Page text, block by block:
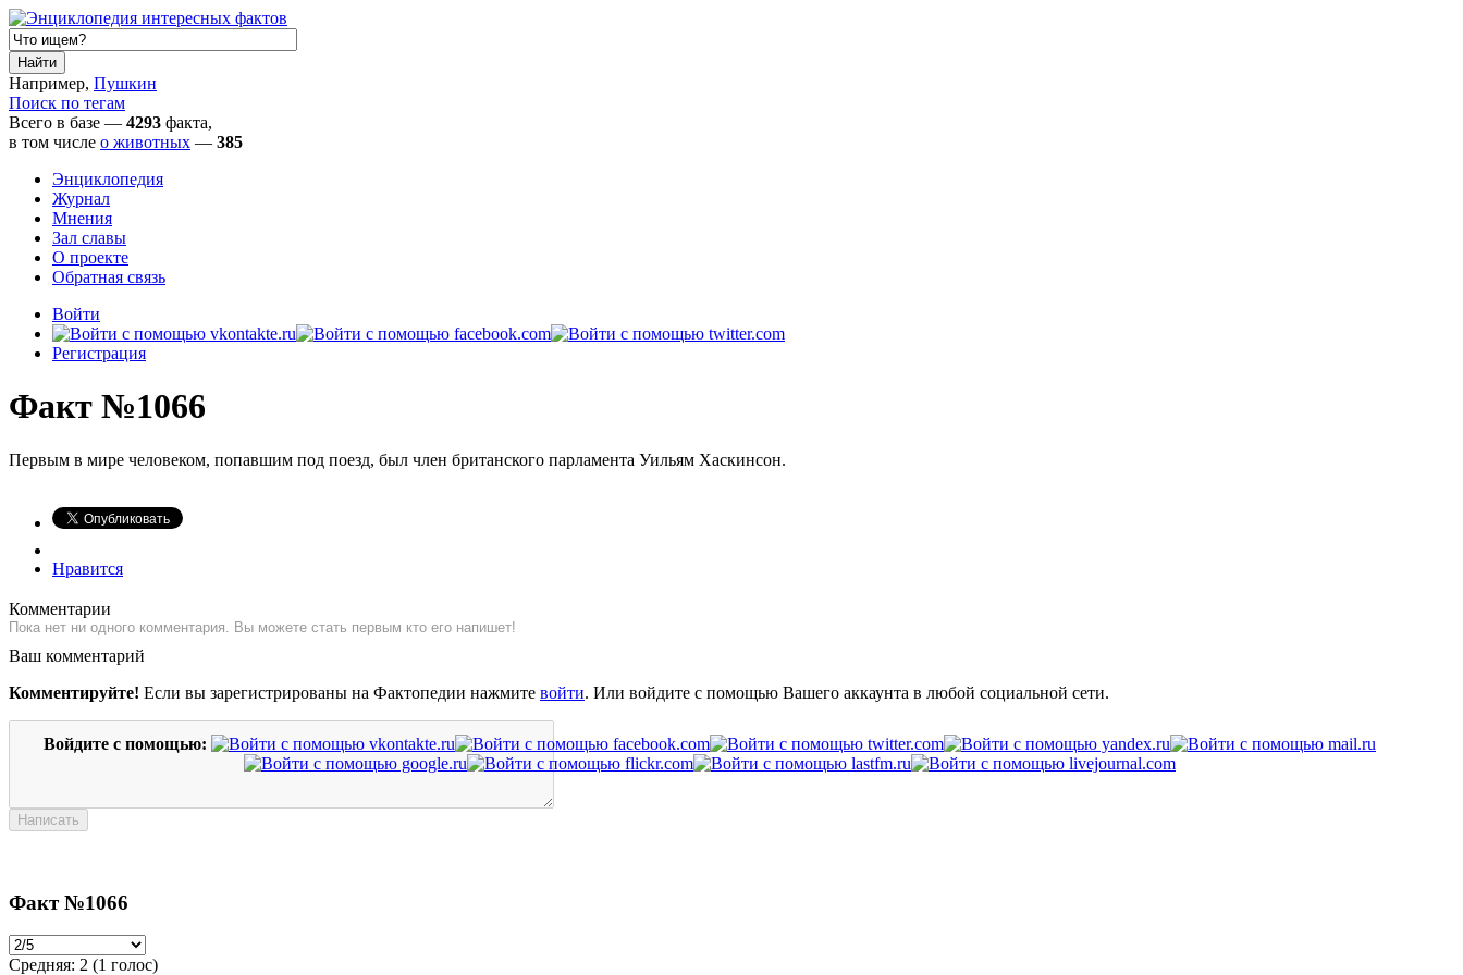
Например, Пушкин
Поиск по тегам
Всего в базе — 4293 факта,
в том числе о животных — 385
Энциклопедия
Журнал
Мнения
Зал славы
О проекте
Обратная связь
Войти
Регистрация
Факт №1066
Первым в мире человеком, попавшим под поезд, был член британского парламента Уильям Хаскинсон.
Нравится
Комментарии
Пока нет ни одного комментария. Вы можете стать первым кто его напишет!
Ваш комментарий
Комментируйте! Если вы зарегистрированы на Фактопедии нажмите войти. Или войдите с помощью Вашего аккаунта в любой социальной сети.
Войдите с помощью:
Факт №1066
Средняя: 2 (1 голос)